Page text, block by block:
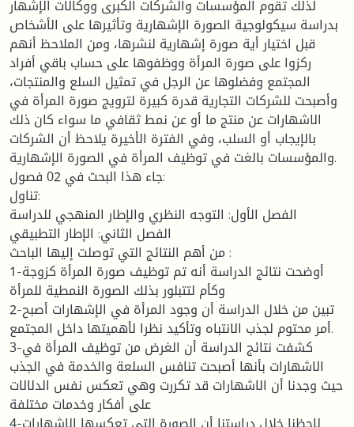
لذلك تقوم المؤسسات والشركات الكبرى ووكالات الإشهار
بدراسة سيكولوجية الصورة الإشهارية وتأثيرها على الأشخاص
قبل اختيار أية صورة إشهارية لنشرها، ومن الملاحظ أنهم
ركزوا على صورة المرأة ووظفوها على حساب باقي أفراد
المجتمع وفضلوها عن الرجل في تمثيل السلع والمنتجات،
وأصبحت للشركات التجارية قدرة كبيرة لترويج صورة المرأة في
الاشهارات عن منتج ما أو عن نمط ثقافي ما سواء كان ذلك
بالإيجاب أو السلب، وفي الفترة الأخيرة يلاحظ أن الشركات
والمؤسسات بالغت في توظيف المرأة في الصورة الإشهارية.
جاء هذا البحث في 02 فصول:
تناول:
الفصل الأول: التوجه النظري والإطار المنهجي للدراسة
الفصل الثاني: الإطار التطبيقي
من أهم النتائج التي توصلت إليها الباحث :
1-أوضحت نتائج الدراسة أنه تم توظيف صورة المرأة كزوجة
وكأم لتتبلور بذلك الصورة النمطية للمرأة
2-تبين من خلال الدراسة أن وجود المرأة في الإشهارات أصبح
أمر محتوم لجذب الانتباه وتأكيد نظرا لأهميتها داخل المجتمع.
3-كشفت نتائج الدراسة أن الغرض من توظيف المرأة في
الاشهارات بأنها أصبحت تنافس السلعة والخدمة في الجذب
حيث وجدنا أن الاشهارات قد تكررت وهي تعكس نفس الدلالات
على أفكار وخدمات مختلفة